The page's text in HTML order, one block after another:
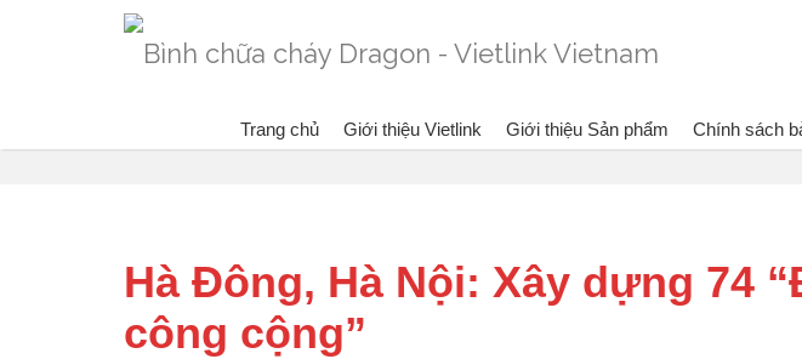
Trang chủ Giới thiệu Vietlink Giới thiệu Sản phẩm Chính sách
Đang xem: Bình
Hà Đông, Hà Nội: Xây dựng 74
công cộng”